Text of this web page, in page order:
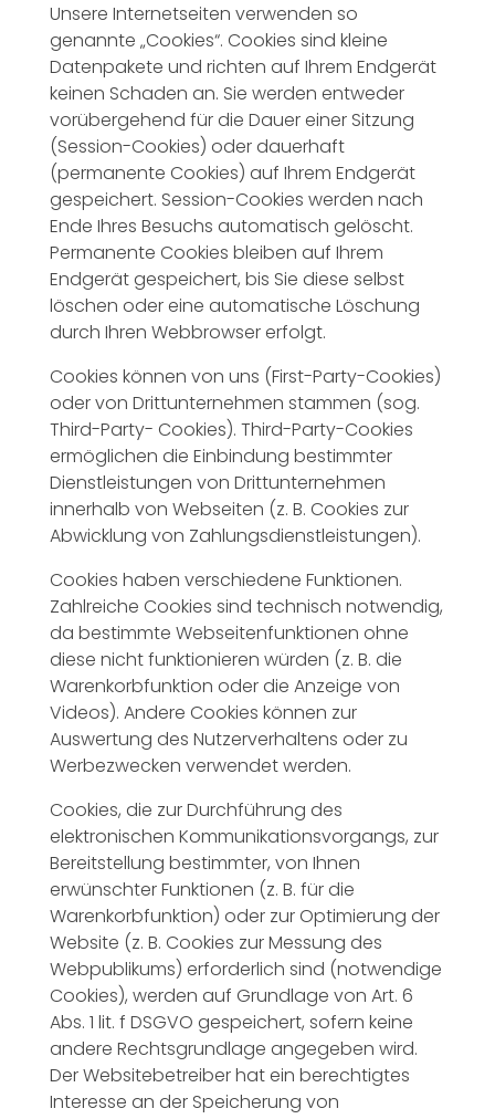
Unsere Internetseiten verwenden so
genannte „Cookies“. Cookies sind kleine
Datenpakete und richten auf Ihrem Endgerät
keinen Schaden an. Sie werden entweder
vorübergehend für die Dauer einer Sitzung
(Session-Cookies) oder dauerhaft
(permanente Cookies) auf Ihrem Endgerät
gespeichert. Session-Cookies werden nach
Ende Ihres Besuchs automatisch gelöscht.
Permanente Cookies bleiben auf Ihrem
Endgerät gespeichert, bis Sie diese selbst
löschen oder eine automatische Löschung
durch Ihren Webbrowser erfolgt.
Cookies können von uns (First-Party-Cookies)
oder von Drittunternehmen stammen (sog.
Third-Party- Cookies). Third-Party-Cookies
ermöglichen die Einbindung bestimmter
Dienstleistungen von Drittunternehmen
innerhalb von Webseiten (z. B. Cookies zur
Abwicklung von Zahlungsdienstleistungen).
Cookies haben verschiedene Funktionen.
Zahlreiche Cookies sind technisch notwendig,
da bestimmte Webseitenfunktionen ohne
diese nicht funktionieren würden (z. B. die
Warenkorbfunktion oder die Anzeige von
Videos). Andere Cookies können zur
Auswertung des Nutzerverhaltens oder zu
Werbezwecken verwendet werden.
Cookies, die zur Durchführung des
elektronischen Kommunikationsvorgangs, zur
Bereitstellung bestimmter, von Ihnen
erwünschter Funktionen (z. B. für die
Warenkorbfunktion) oder zur Optimierung der
Website (z. B. Cookies zur Messung des
Webpublikums) erforderlich sind (notwendige
Cookies), werden auf Grundlage von Art. 6
Abs. 1 lit. f DSGVO gespeichert, sofern keine
andere Rechtsgrundlage angegeben wird.
Der Websitebetreiber hat ein berechtigtes
Interesse an der Speicherung von